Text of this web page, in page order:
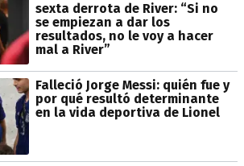
sexta derrota de River: “Si no
se empiezan a dar los
resultados, no le voy a hacer
mal a River”
Falleció Jorge Messi: quién fue y
por qué resultó determinante
en la vida deportiva de Lionel